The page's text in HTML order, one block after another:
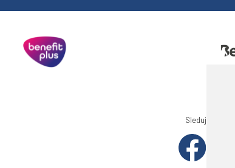
Sledujte nás